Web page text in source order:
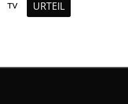
TV URTEIL